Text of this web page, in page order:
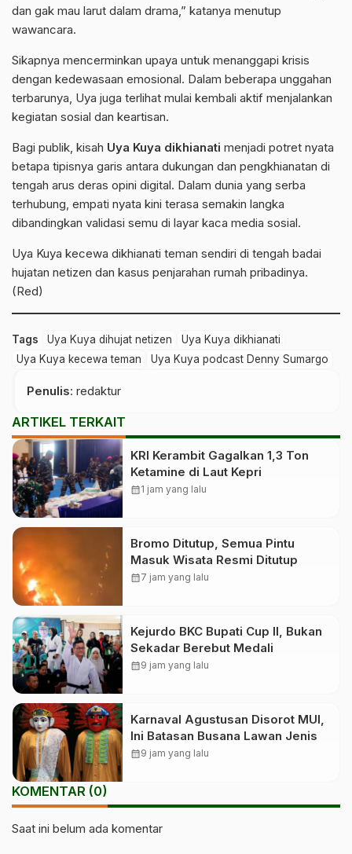
dan gak mau larut dalam drama,” katanya menutup
wawancara.
Sikapnya mencerminkan upaya untuk menanggapi krisis
dengan kedewasaan emosional. Dalam beberapa unggahan
terbarunya, Uya juga terlihat mulai kembali aktif menjalankan
kegiatan sosial dan keartisan.
Bagi publik, kisah Uya Kuya dikhianati menjadi potret nyata
betapa tipisnya garis antara dukungan dan pengkhianatan di
tengah arus deras opini digital. Dalam dunia yang serba
terhubung, empati nyata kini terasa semakin langka
dibandingkan validasi semu di layar kaca media sosial.
Uya Kuya kecewa dikhianati teman sendiri di tengah badai
hujatan netizen dan kasus penjarahan rumah pribadinya.
(Red)
Tags Uya Kuya dihujat netizen
Uya Kuya dikhianati
Uya Kuya kecewa teman
Uya Kuya podcast Denny Sumargo
Penulis: redaktur
ARTIKEL TERKAIT
KRI Kerambit Gagalkan 1,3 Ton
Ketamine di Laut Kepri
calendar_month1 jam yang lalu
Bromo Ditutup, Semua Pintu
Masuk Wisata Resmi Ditutup
calendar_month7 jam yang lalu
Kejurdo BKC Bupati Cup II, Bukan
Sekadar Berebut Medali
calendar_month9 jam yang lalu
Karnaval Agustusan Disorot MUI,
Ini Batasan Busana Lawan Jenis
calendar_month9 jam yang lalu
KOMENTAR (0)
Saat ini belum ada komentar